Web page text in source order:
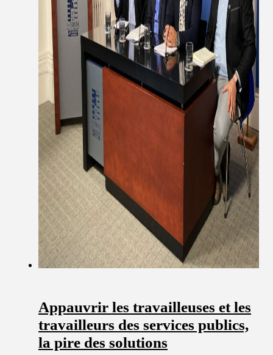
Appauvrir les travailleuses et les
travailleurs des services publics,
la pire des solutions